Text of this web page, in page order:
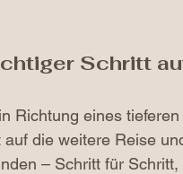
Schritt
Richtung eines
die weitere Reise
– Schritt für Schritt,